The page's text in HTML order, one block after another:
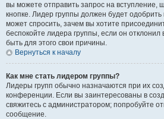
вы можете отправить запрос на вступление,
кнопке. Лидер группы должен будет одобрить
может спросить, зачем вы хотите
беспокойте лидера группы, если он отклонил
быть для этого свои причины.
Вернуться к началу
Как мне стать лидером группы?
Лидеры групп обычно назначаются при их
конференции. Если вы заинтересованы в
свяжитесь с администратором; попробуйте
сообщение.